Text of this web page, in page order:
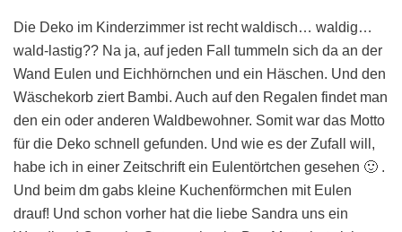
Die Deko im Kinderzimmer ist recht waldisch… waldig…
wald-lastig?? Na ja, auf jeden Fall tummeln sich da an der
Wand Eulen und Eichhörnchen und ein Häschen. Und den
Wäschekorb ziert Bambi. Auch auf den Regalen findet man
den ein oder anderen Waldbewohner. Somit war das Motto
für die Deko schnell gefunden. Und wie es der Zufall will,
habe ich in einer Zeitschrift ein Eulentörtchen gesehen 🙂 .
Und beim dm gabs kleine Kuchenförmchen mit Eulen
drauf! Und schon vorher hat die liebe Sandra uns ein